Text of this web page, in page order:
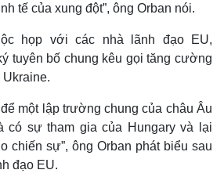
tế của xung đột”, ông Orban nói.
họp với các nhà lãnh đạo EU,
tuyên bố chung kêu gọi tăng cường
một lập trường chung của châu Âu
có sự tham gia của Hungary và lại
chiến sự”, ông Orban phát biểu sau
đạo EU.